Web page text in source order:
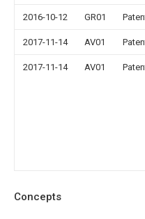
2016-10-12 GR01
2017-11-14 AV01
2017-11-14 AV01
Concepts